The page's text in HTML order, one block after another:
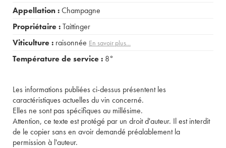
Appellation :Champagne
Propriétaire :Taittinger
Viticulture : raisonnée En savoir plus...
Température de service : 8°
Les informations publiées ci-dessus présentent les
caractéristiques actuelles du vin concerné.
Elles ne sont pas spécifiques au millésime.
Attention, ce texte est protégé par un droit d'auteur. Il est interdit
de le copier sans en avoir demandé préalablement la
permission à l'auteur.